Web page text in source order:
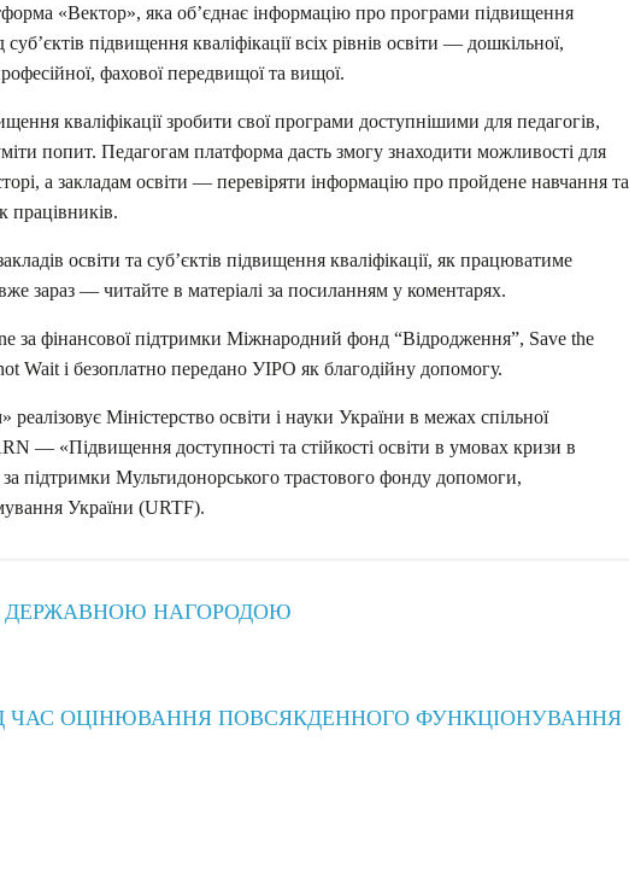
«Вектор», яка об’єднає інформацію про програми підвищення
суб’єктів підвищення кваліфікації всіх рівнів освіти — дошкільної,
фахової передвищої та вищої.
кваліфікації зробити свої програми доступнішими для педагогів,
попит. Педагогам платформа дасть змогу знаходити можливості для
а закладам освіти — перевіряти інформацію про пройдене навчання та
працівників.
освіти та суб’єктів підвищення кваліфікації, як працюватиме
зараз — читайте в матеріалі за посиланням у коментарях.
за фінансової підтримки Міжнародний фонд “Відродження”, Save the
Wait і безоплатно передано УІРО як благодійну допомогу.
Міністерство освіти і науки України в межах спільної
— «Підвищення доступності та стійкості освіти в умовах кризи в
підтримки Мультидонорського трастового фонду допомоги,
України (URTF).
ДЕРЖАВНОЮ НАГОРОДОЮ
ЧАС ОЦІНЮВАННЯ ПОВСЯКДЕННОГО ФУНКЦІОНУВАННЯ